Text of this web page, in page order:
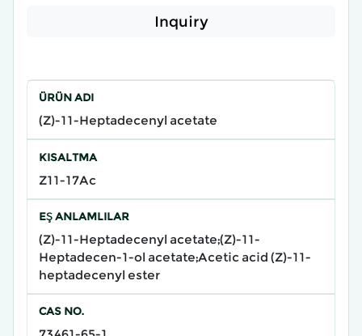
Inquiry
ÜRÜN ADI
(Z)-11-Heptadecenyl acetate
KISALTMA
Z11-17Ac
EŞ ANLAMLILAR
(Z)-11-Heptadecenyl acetate;(Z)-11-
Heptadecen-1-ol acetate;Acetic acid (Z)-11-
heptadecenyl ester
CAS NO.